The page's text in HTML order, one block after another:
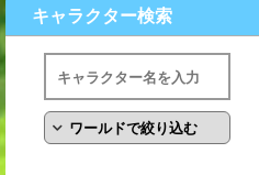
キャラクター検索